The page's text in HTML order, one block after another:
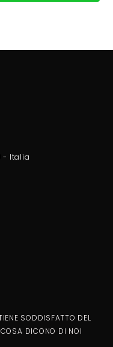
- Italia
SODDISFATTO DEL
DICONO DI NOI